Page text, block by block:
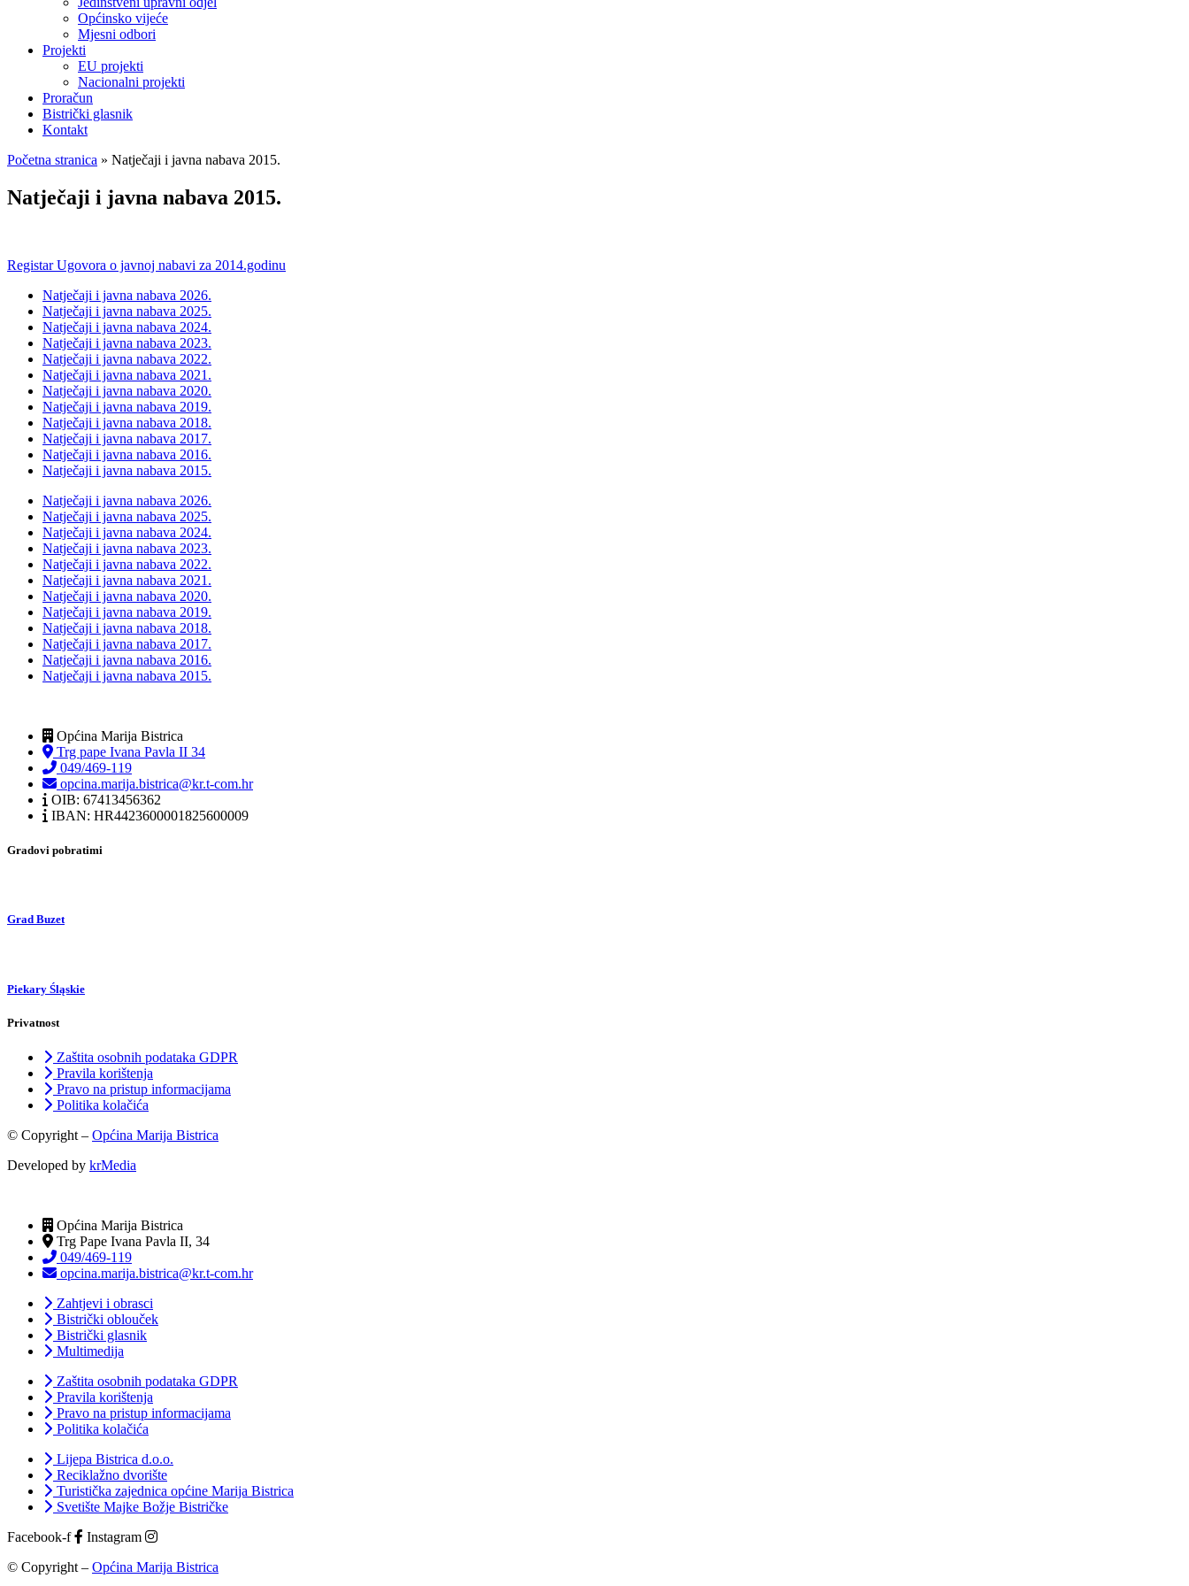
Općinsko vijeće
Mjesni odbori
Projekti
EU projekti
Nacionalni projekti
Proračun
Bistrički glasnik
Kontakt
Početna stranica » Natječaji i javna nabava 2015.
Natječaji i javna nabava 2015.
Registar Ugovora o javnoj nabavi za 2014.godinu
Natječaji i javna nabava 2026.
Natječaji i javna nabava 2025.
Natječaji i javna nabava 2024.
Natječaji i javna nabava 2023.
Natječaji i javna nabava 2022.
Natječaji i javna nabava 2021.
Natječaji i javna nabava 2020.
Natječaji i javna nabava 2019.
Natječaji i javna nabava 2018.
Natječaji i javna nabava 2017.
Natječaji i javna nabava 2016.
Natječaji i javna nabava 2015.
Natječaji i javna nabava 2026.
Natječaji i javna nabava 2025.
Natječaji i javna nabava 2024.
Natječaji i javna nabava 2023.
Natječaji i javna nabava 2022.
Natječaji i javna nabava 2021.
Natječaji i javna nabava 2020.
Natječaji i javna nabava 2019.
Natječaji i javna nabava 2018.
Natječaji i javna nabava 2017.
Natječaji i javna nabava 2016.
Natječaji i javna nabava 2015.
Općina Marija Bistrica
Trg pape Ivana Pavla II 34
049/469-119
opcina.marija.bistrica@kr.t-com.hr
OIB: 67413456362
IBAN: HR4423600001825600009
Gradovi pobratimi
Grad Buzet
Piekary Śląskie
Privatnost
Zaštita osobnih podataka GDPR
Pravila korištenja
Pravo na pristup informacijama
Politika kolačića
© Copyright – Općina Marija Bistrica
Developed by krMedia
Općina Marija Bistrica
Trg Pape Ivana Pavla II, 34
049/469-119
opcina.marija.bistrica@kr.t-com.hr
Zahtjevi i obrasci
Bistrički oblouček
Bistrički glasnik
Multimedija
Zaštita osobnih podataka GDPR
Pravila korištenja
Pravo na pristup informacijama
Politika kolačića
Lijepa Bistrica d.o.o.
Reciklažno dvorište
Turistička zajednica općine Marija Bistrica
Svetište Majke Božje Bistričke
Facebook-f
Instagram
© Copyright – Općina Marija Bistrica